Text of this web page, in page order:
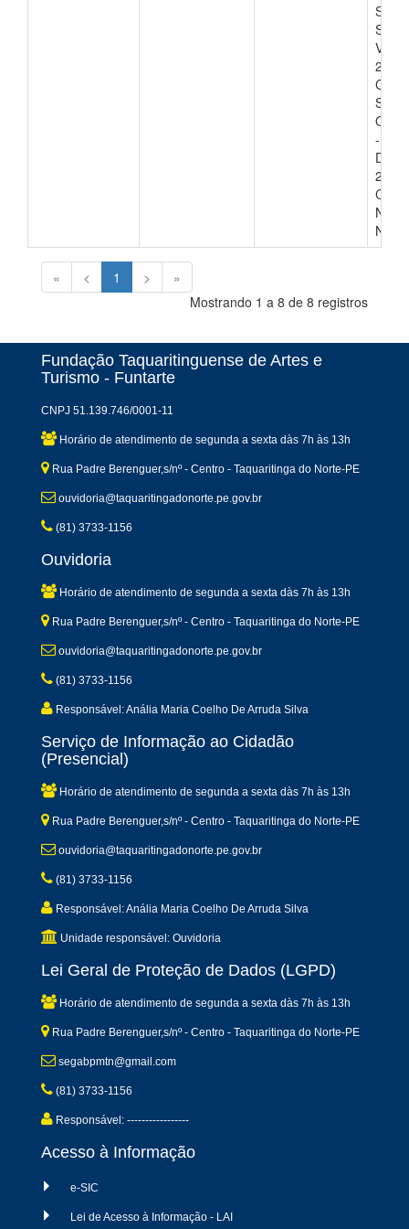
-
21/
Nº
« < 1 >
»
Mostrando 1 a 8 de 8 registros
Fundação Taquaritinguense de Artes e
Turismo - Funtarte
CNPJ 51.139.746/0001-11
Horário de atendimento de segunda a sexta dàs 7h às 13h
Rua Padre Berenguer,s/nº - Centro - Taquaritinga do Norte-PE
ouvidoria@taquaritingadonorte.pe.gov.br
(81) 3733-1156
Ouvidoria
Horário de atendimento de segunda a sexta dàs 7h às 13h
Rua Padre Berenguer,s/nº - Centro - Taquaritinga do Norte-PE
ouvidoria@taquaritingadonorte.pe.gov.br
(81) 3733-1156
Responsável: Anália Maria Coelho De Arruda Silva
Serviço de Informação ao Cidadão
(Presencial)
Horário de atendimento de segunda a sexta dàs 7h às 13h
Rua Padre Berenguer,s/nº - Centro - Taquaritinga do Norte-PE
ouvidoria@taquaritingadonorte.pe.gov.br
(81) 3733-1156
Responsável: Anália Maria Coelho De Arruda Silva
Unidade responsável: Ouvidoria
Lei Geral de Proteção de Dados (LGPD)
Horário de atendimento de segunda a sexta dàs 7h às 13h
Rua Padre Berenguer,s/nº - Centro - Taquaritinga do Norte-PE
segabpmtn@gmail.com
(81) 3733-1156
Responsável: -----------------
Acesso à Informação
e-SIC
Lei de Acesso à Informação - LAI